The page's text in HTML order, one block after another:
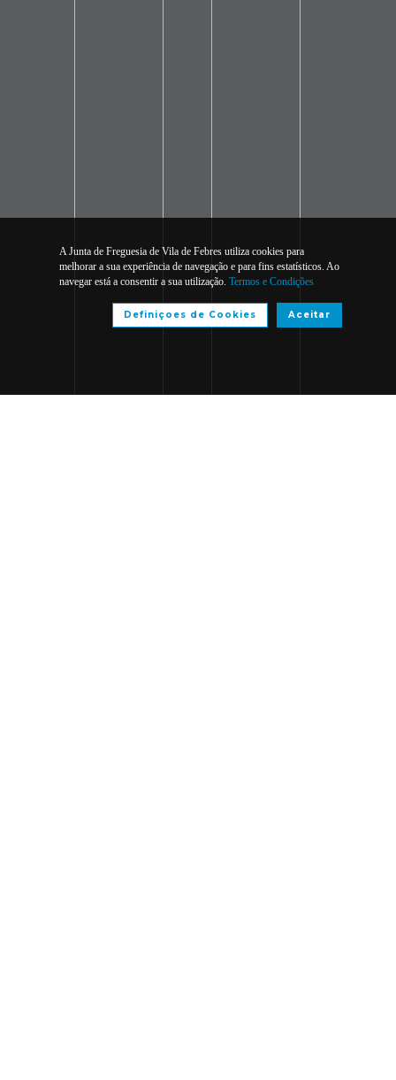
A Junta de Freguesia de Vila de Febres utiliza cookies para
melhorar a sua experiência de navegação e para fins estatísticos. Ao
navegar está a consentir a sua utilização. Termos e Condições
Aceitar
Definiçoes de Cookies